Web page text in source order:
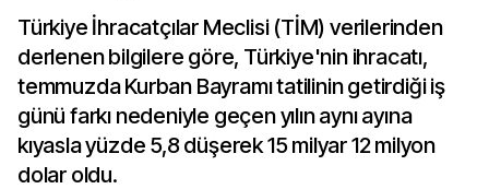
Türkiye İhracatçılar Meclisi (TİM) verilerinden
derlenen bilgilere göre, Türkiye'nin ihracatı,
temmuzda Kurban Bayramı tatilinin getirdiği iş
günü farkı nedeniyle geçen yılın aynı ayına
kıyasla yüzde 5,8 düşerek 15 milyar 12 milyon
dolar oldu.